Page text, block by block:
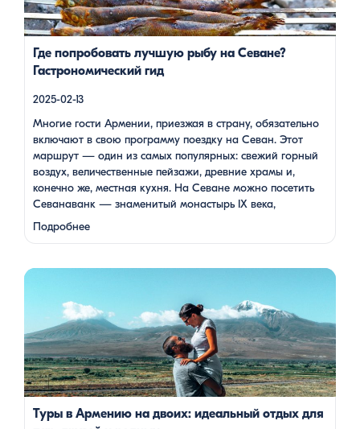
полуострове, а также Айраванк, который менее известен, но
не менее […]
Где попробовать лучшую рыбу на Севане?
Гастрономический гид
2025-02-13
Многие гости Армении, приезжая в страну, обязательно
включают в свою программу поездку на Севан. Этот
маршрут — один из самых популярных: свежий горный
воздух, величественные пейзажи, древние храмы и,
конечно же, местная кухня. На Севане можно посетить
Севанаванк — знаменитый монастырь IX века,
расположенный на полуострове, а также Айраванк,
который менее известен, но не менее …
Подробнее
Армения — это страна, где каждый найдет что-то для себя:
удивительное гостеприимство. Но что, если вы планируете
путешествие вдвоем? Мы подготовили туры, которые
подойдут для всех случаев — будь вы друзьями, подругами,
родителями с детьми, молодой парой или супругами в
возрасте. Какой тур выбрать для путешествия вдвоем? 1. […]
Туры в Армению на двоих: идеальный отдых для